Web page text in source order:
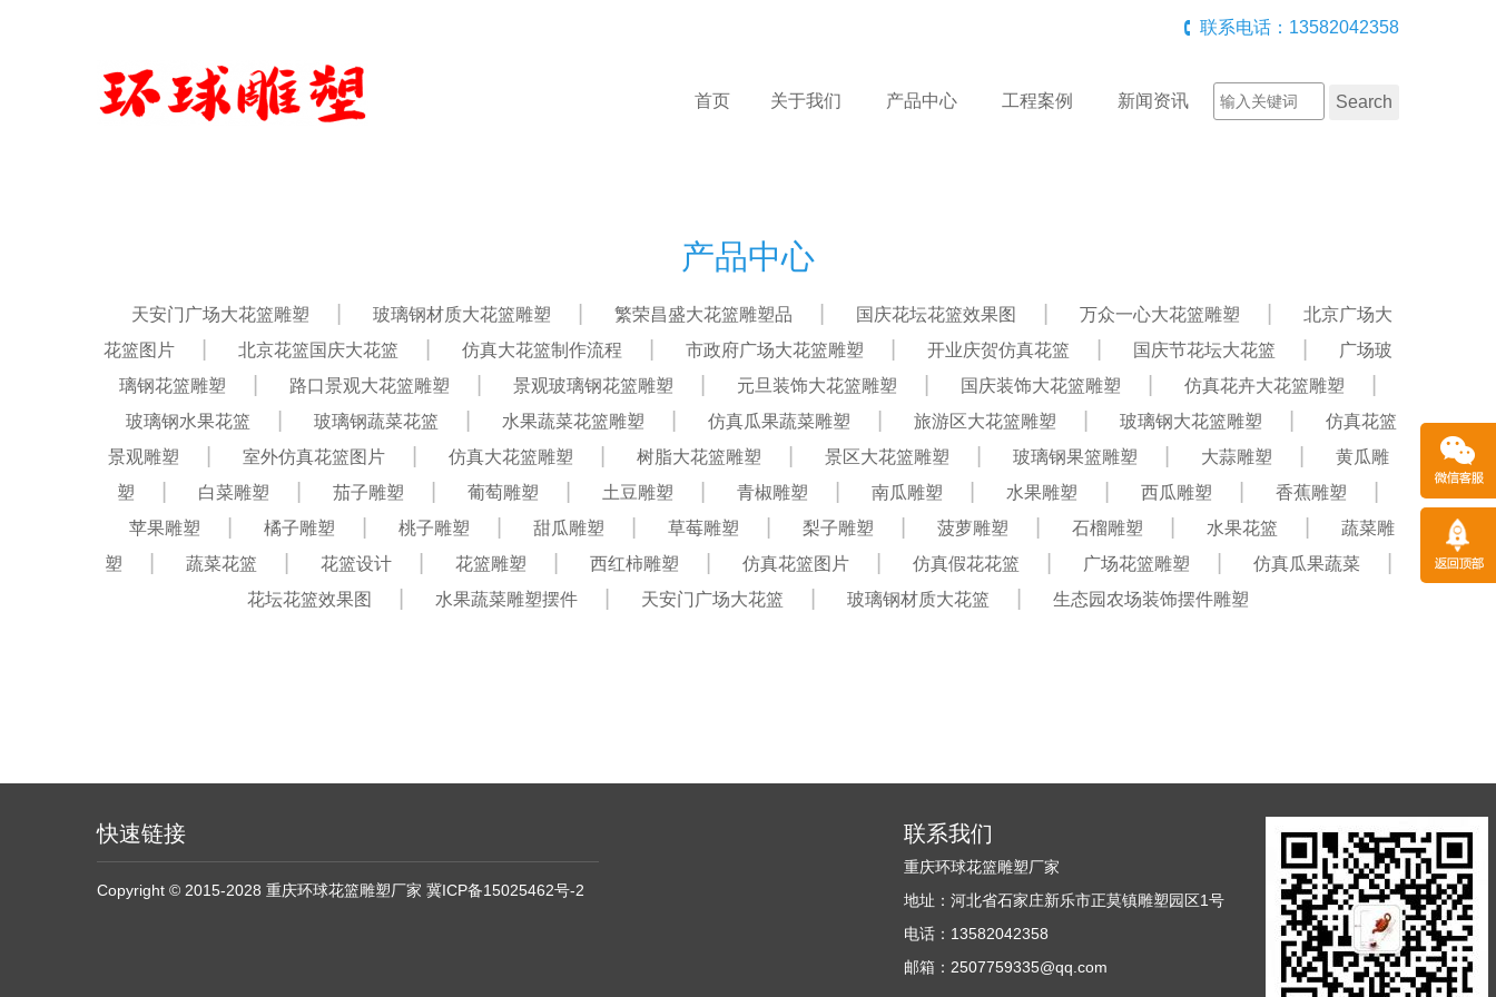
联系电话：13582042358
首页 关于我们 产品中心 工程案例 新闻资讯
产品中心
天安门广场大花篮雕塑 玻璃钢材质大花篮雕塑 繁荣昌盛大花篮雕塑品 国庆花坛花篮效果图 万众一心大花篮雕塑
北京广场大
花篮图片
北京花篮国庆大花篮 仿真大花篮制作流程 市政府广场大花篮雕塑 开业庆贺仿真花篮 国庆节花坛大花篮
广场玻
璃钢花篮雕塑
路口景观大花篮雕塑 景观玻璃钢花篮雕塑 元旦装饰大花篮雕塑 国庆装饰大花篮雕塑
仿真花卉大花篮雕塑
玻璃钢水果花篮
玻璃钢蔬菜花篮 水果蔬菜花篮雕塑 仿真瓜果蔬菜雕塑 旅游区大花篮雕塑 玻璃钢大花篮雕塑
仿真花篮
景观雕塑
室外仿真花篮图片 仿真大花篮雕塑 树脂大花篮雕塑 景区大花篮雕塑 玻璃钢果篮雕塑 大蒜雕塑
黄瓜雕
塑
白菜雕塑 茄子雕塑 葡萄雕塑 土豆雕塑 青椒雕塑 南瓜雕塑 水果雕塑 西瓜雕塑
香蕉雕塑
苹果雕塑
橘子雕塑 桃子雕塑 甜瓜雕塑 草莓雕塑 梨子雕塑 菠萝雕塑 石榴雕塑 水果花篮
蔬菜雕
塑
蔬菜花篮 花篮设计 花篮雕塑 西红柿雕塑 仿真花篮图片 仿真假花花篮 广场花篮雕塑
仿真瓜果蔬菜
花坛花篮效果图
水果蔬菜雕塑摆件 天安门广场大花篮 玻璃钢材质大花篮 生态园农场装饰摆件雕塑
快速链接
Copyright © 2015-2028 重庆环球花篮雕塑厂家 冀ICP备15025462号-2
联系我们
重庆环球花篮雕塑厂家
地址：河北省石家庄新乐市正莫镇雕塑园区1号
电话：13582042358
邮箱：2507759335@qq.com